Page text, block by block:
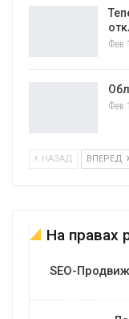
Фев
Фев
НАЗАД ВПЕРЕД
На правах
SEO-